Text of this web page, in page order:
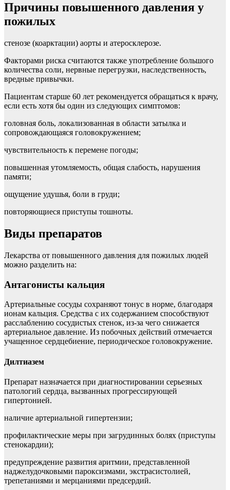
Причины повышенного давления у
пожилых
стенозе (коарктации) аорты и атеросклерозе.
Факторами риска считаются также употребление большого
количества соли, нервные перегрузки, наследственность,
вредные привычки.
Пациентам старше 60 лет рекомендуется обращаться к врачу,
если есть хотя бы один из следующих симптомов:
головная боль, локализованная в области затылка и
сопровождающаяся головокружением;
чувствительность к перемене погоды;
повышенная утомляемость, общая слабость, нарушения
памяти;
ощущение удушья, боли в груди;
повторяющиеся приступы тошноты.
Виды препаратов
Лекарства от повышенного давления для пожилых людей
можно разделить на:
Антагонисты кальция
Артериальные сосуды сохраняют тонус в норме, благодаря
ионам кальция. Средства с их содержанием способствуют
расслаблению сосудистых стенок, из-за чего снижается
артериальное давление. Из побочных действий отмечается
учащенное сердцебиение, периодическое головокружение.
Дилтиазем
Препарат назначается при диагностировании серьезных
патологий сердца, вызванных прогрессирующей
гипертонией.
наличие артериальной гипертензии;
профилактические меры при загрудинных болях (приступы
стенокардии);
предупреждение развития аритмии, представленной
наджелудочковыми пароксизмами, экстрасистолией,
трепетаниями и мерцаниями предсердий.